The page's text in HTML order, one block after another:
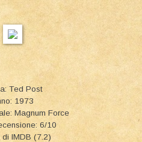
Ted Post
1973
Magnum Force
6/10
di IMDB (7.2)